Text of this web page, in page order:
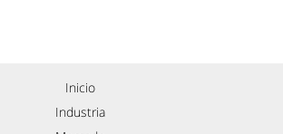
Inicio
Industria